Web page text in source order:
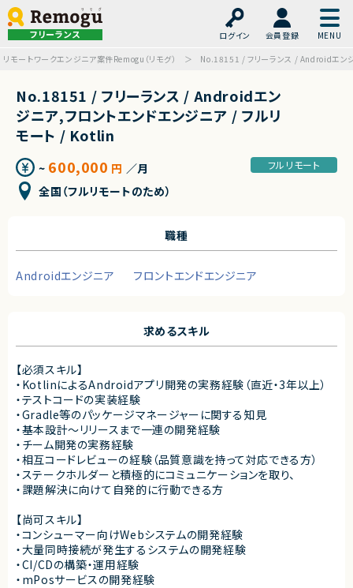
フリーランス ログイン
会員登録
リモートワークエンジニア案件Remogu（リモグ）
No.18151 / フリーランス / Androidエン
No.18151 / フリーランス / Androidエン
ジニア,フロントエンドエンジニア / フルリ
モート / Kotlin
~ 600,000 円 ／月
全国（フルリモートのため）
フルリモート
職種
Androidエンジニア フロントエンドエンジニア
求めるスキル
【必須スキル】
・KotlinによるAndroidアプリ開発の実務経験（直近・3年以上）
・テストコードの実装経験
・Gradle等のパッケージマネージャーに関する知見
・基本設計〜リリースまで一連の開発経験
・チーム開発の実務経験
・相互コードレビューの経験（品質意識を持って対応できる方）
・ステークホルダーと積極的にコミュニケーションを取り、
・課題解決に向けて自発的に行動できる方
【尚可スキル】
・コンシューマー向けWebシステムの開発経験
・大量同時接続が発生するシステムの開発経験
・CI/CDの構築・運用経験
・mPosサービスの開発経験